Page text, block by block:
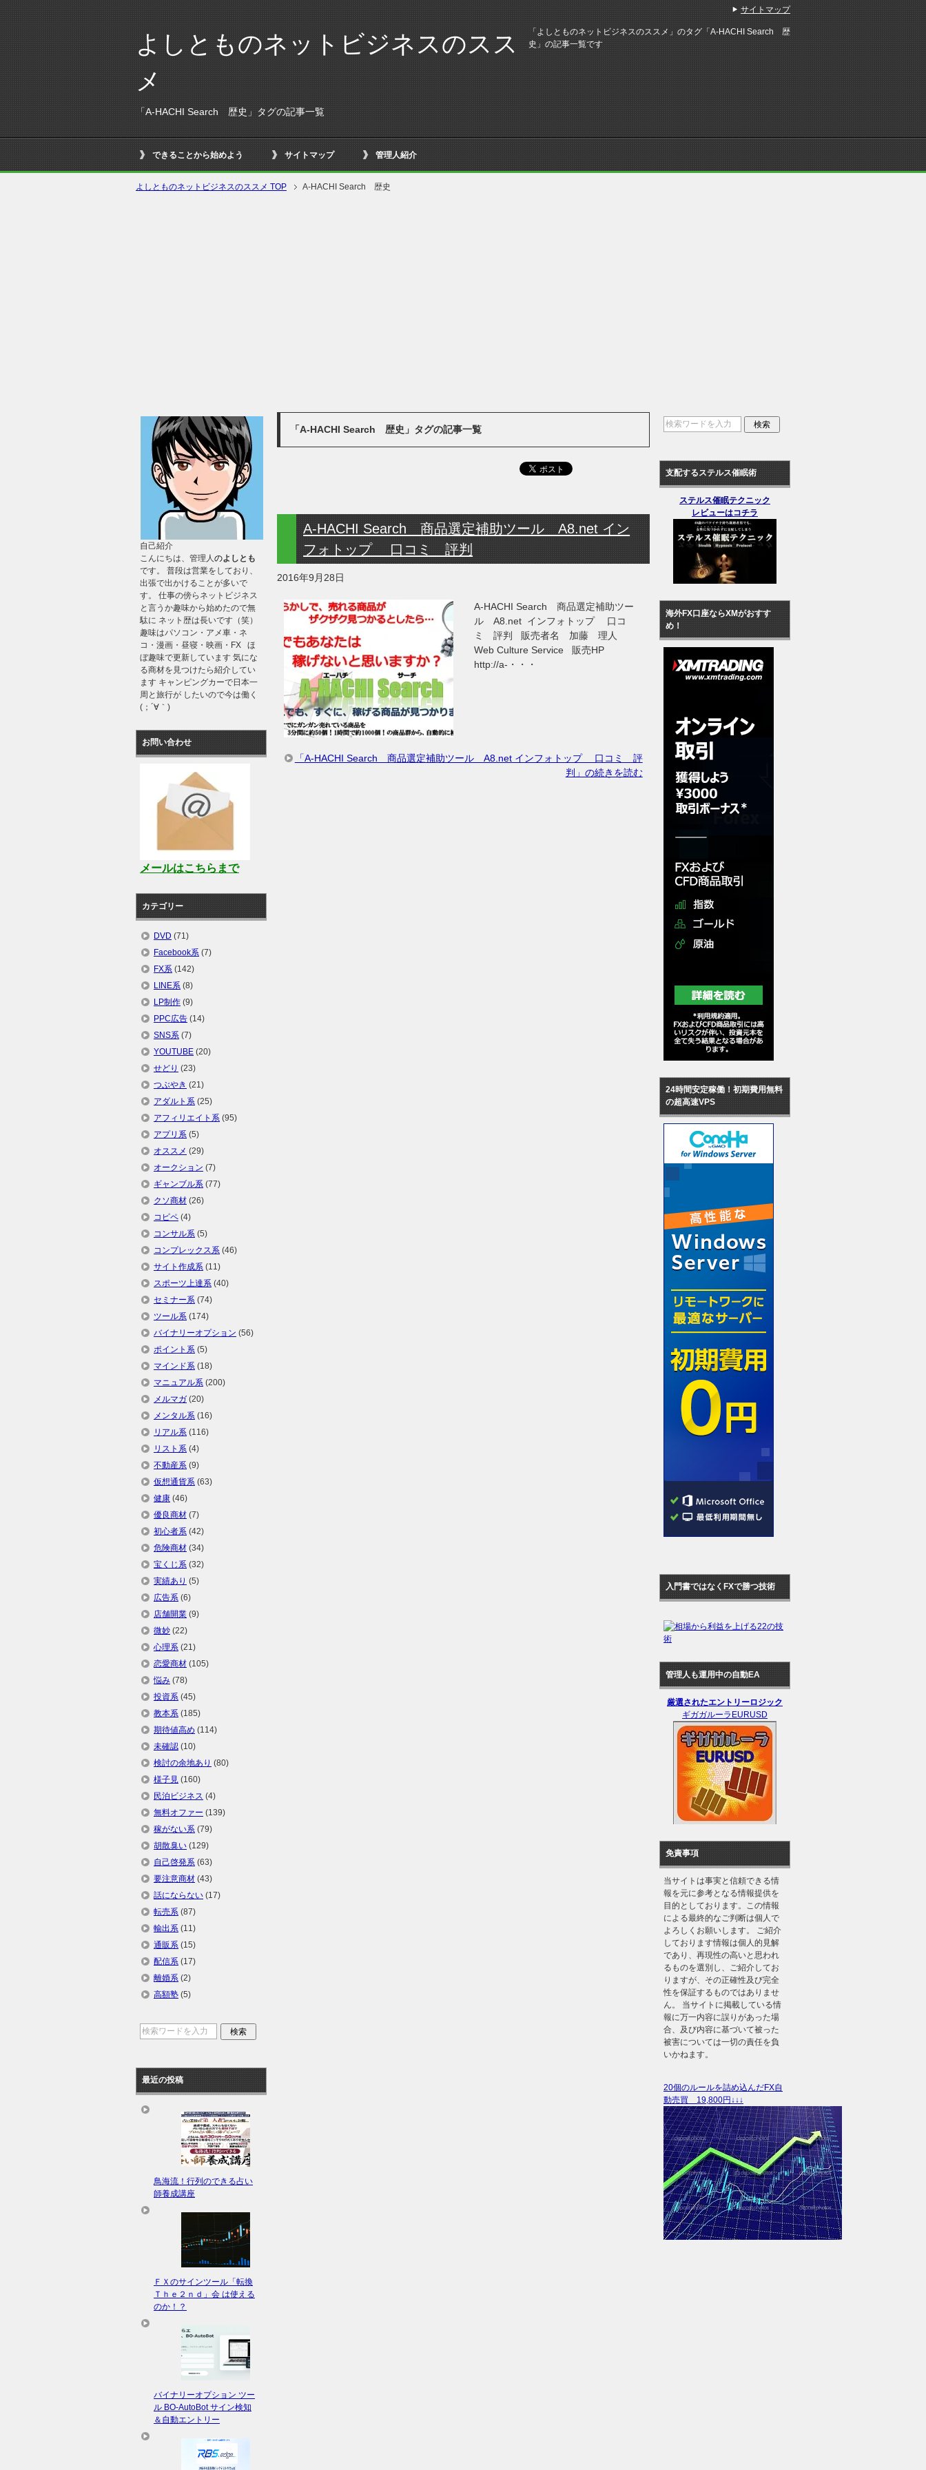
よしとものネットビジネスのスス
メ
「A-HACHI Search 歴史」タグの記事一覧
「よしとものネットビジネスのススメ」のタグ「A-HACHI Search 歴
史」の記事一覧です
できることから始めよう サイトマップ 管理人紹介
よしとものネットビジネスのススメ TOP A-HACHI Search 歴史
「A-HACHI Search 歴史」タグの記事一覧
A-HACHI Search 商品選定補助ツール A8.net イン
フォトップ 口コミ 評判
2016年9月28日
A-HACHI Search 商品選定補助ツー
ル A8.net インフォトップ 口コ
ミ 評判 販売者名 加藤 理人
Web Culture Service 販売HP
http://a-・・・
「A-HACHI Search 商品選定補助ツール A8.net インフォトップ 口コミ 評
判」の続きを読む
自己紹介
こんにちは、管理人のよしとも
です。 普段は営業をしており、
出張で出かけることが多いで
す。 仕事の傍らネットビジネス
と言うか趣味から始めたので無
駄に ネット歴は長いです（笑）
趣味はパソコン・アメ車・ネ
コ・漫画・昼寝・映画・FX ほ
ぼ趣味で更新しています 気にな
る商材を見つけたら紹介してい
ます キャンピングカーで日本一
周と旅行が したいので今は働く
(；´∀｀)
お問い合わせ
メールはこちらまで
カテゴリー
DVD (71)
Facebook系 (7)
FX系 (142)
LINE系 (8)
LP制作 (9)
PPC広告 (14)
SNS系 (7)
YOUTUBE (20)
せどり (23)
つぶやき (21)
アダルト系 (25)
アフィリエイト系 (95)
アプリ系 (5)
オススメ (29)
オークション (7)
ギャンブル系 (77)
クソ商材 (26)
コピペ (4)
コンサル系 (5)
コンプレックス系 (46)
サイト作成系 (11)
スポーツ上達系 (40)
セミナー系 (74)
ツール系 (174)
バイナリーオプション (56)
ポイント系 (5)
マインド系 (18)
マニュアル系 (200)
メルマガ (20)
メンタル系 (16)
リアル系 (116)
リスト系 (4)
不動産系 (9)
仮想通貨系 (63)
健康 (46)
優良商材 (7)
初心者系 (42)
危険商材 (34)
宝くじ系 (32)
実績あり (5)
広告系 (6)
店舗開業 (9)
微妙 (22)
心理系 (21)
恋愛商材 (105)
悩み (78)
投資系 (45)
教本系 (185)
期待値高め (114)
未確認 (10)
検討の余地あり (80)
様子見 (160)
民泊ビジネス (4)
無料オファー (139)
稼がない系 (79)
胡散臭い (129)
自己啓発系 (63)
要注意商材 (43)
話にならない (17)
転売系 (87)
輸出系 (11)
通販系 (15)
配信系 (17)
離婚系 (2)
高額塾 (5)
最近の投稿
鳥海流！行列のできる占い
師養成講座
ＦＸのサインツール「転換
Ｔｈｅ２ｎｄ」会 は使える
のか！？
バイナリーオプション ツー
ル BO-AutoBot サイン検知
＆自動エントリー
支配するステルス催眠術
ステルス催眠テクニック
レビューはコチラ
海外FX口座ならXMがおすす
め！
24時間安定稼働！初期費用無料
の超高速VPS
入門書ではなくFXで勝つ技術
管理人も運用中の自動EA
厳選されたエントリーロジック
ギガガルーラEURUSD
免責事項
当サイトは事実と信頼できる情
報を元に参考となる情報提供を
目的としております。この情報
による最終的なご判断は個人で
よろしくお願いします。 ご紹介
しております情報は個人的見解
であり、再現性の高いと思われ
るものを選別し、ご紹介してお
りますが、その正確性及び完全
性を保証するものではありませ
ん。 当サイトに掲載している情
報に万一内容に誤りがあった場
合、及び内容に基づいて被った
被害については一切の責任を負
いかねます。
20個のルールを詰め込んだFX自
動売買 19,800円↓↓↓
サイトマップ